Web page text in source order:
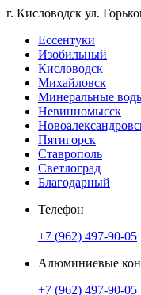
г. Кисловодск ул.
Ессентуки
Изобильный
Кисловодск
Михайловск
Минеральные
Невинномысск
Пятигорск
Ставрополь
Светлоград
Благодарный
Телефон
+7 (962) 497-90-05
Алюминиевые
+7 (962) 497-90-05